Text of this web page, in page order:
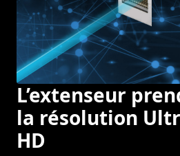
L’extenseur
la résolution
HD